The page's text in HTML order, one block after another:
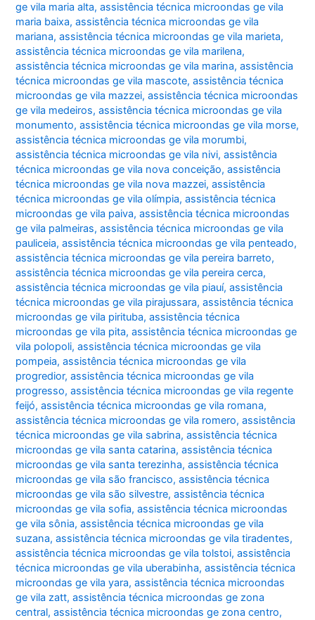
ge vila maria alta,assistência técnica microondas ge vila
maria baixa,assistência técnica microondas ge vila
mariana,assistência técnica microondas ge vila marieta,
assistência técnica microondas ge vila marilena,
assistência técnica microondas ge vila marina,assistência
técnica microondas ge vila mascote,assistência técnica
microondas ge vila mazzei,assistência técnica microondas
ge vila medeiros,assistência técnica microondas ge vila
monumento,assistência técnica microondas ge vila morse,
assistência técnica microondas ge vila morumbi,
assistência técnica microondas ge vila nivi,assistência
técnica microondas ge vila nova conceição,assistência
técnica microondas ge vila nova mazzei,assistência
técnica microondas ge vila olímpia,assistência técnica
microondas ge vila paiva,assistência técnica microondas
ge vila palmeiras,assistência técnica microondas ge vila
pauliceia,assistência técnica microondas ge vila penteado,
assistência técnica microondas ge vila pereira barreto,
assistência técnica microondas ge vila pereira cerca,
assistência técnica microondas ge vila piauí,assistência
técnica microondas ge vila pirajussara,assistência técnica
microondas ge vila pirituba,assistência técnica
microondas ge vila pita,assistência técnica microondas ge
vila polopoli,assistência técnica microondas ge vila
pompeia,assistência técnica microondas ge vila
progredior,assistência técnica microondas ge vila
progresso,assistência técnica microondas ge vila regente
feijó,assistência técnica microondas ge vila romana,
assistência técnica microondas ge vila romero,assistência
técnica microondas ge vila sabrina,assistência técnica
microondas ge vila santa catarina,assistência técnica
microondas ge vila santa terezinha,assistência técnica
microondas ge vila são francisco,assistência técnica
microondas ge vila são silvestre,assistência técnica
microondas ge vila sofia,assistência técnica microondas
ge vila sônia,assistência técnica microondas ge vila
suzana,assistência técnica microondas ge vila tiradentes,
assistência técnica microondas ge vila tolstoi,assistência
técnica microondas ge vila uberabinha,assistência técnica
microondas ge vila yara,assistência técnica microondas
ge vila zatt,assistência técnica microondas ge zona
central,assistência técnica microondas ge zona centro,